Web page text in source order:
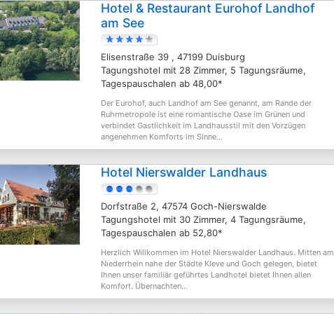
Hotel & Restaurant Eurohof Landhof
am See
Elisenstraße 39 , 47199 Duisburg
Tagungshotel mit 28 Zimmer, 5 Tagungsräume,
Tagespauschalen ab 48,00*
Der Eurohof, auch Landhof am See genannt, am Rande der
Ruhrmetropole ist eine romantische Oase im Grünen und
verbindet Gastlichkeit im Landhausstil mit den Vorzügen
angenehmen Komforts im Sinne...
Hotel Nierswalder Landhaus
Dorfstraße 2, 47574 Goch-Nierswalde
Tagungshotel mit 30 Zimmer, 4 Tagungsräume,
Tagespauschalen ab 52,80*
Herzlich Willkommen im Hotel Nierswalder Landhaus. Mitten am
Niederrhein nahe der Städte Kleve und Goch gelegen, bietet
Ihnen unser familiär geführtes Landhotel bietet Ihnen allen
Komfort. Übernachten...